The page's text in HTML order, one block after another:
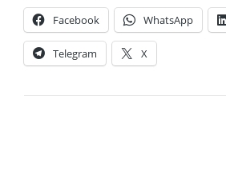
Facebook WhatsApp
Telegram X